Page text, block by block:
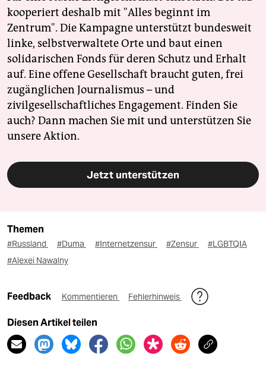
kooperiert deshalb mit "Alles beginnt im
Zentrum". Die Kampagne unterstützt bundesweit
linke, selbstverwaltete Orte und baut einen
solidarischen Fonds für deren Schutz und Erhalt
auf. Eine offene Gesellschaft braucht guten, frei
zugänglichen Journalismus – und
zivilgesellschaftliches Engagement. Finden Sie
auch? Dann machen Sie mit und unterstützen Sie
unsere Aktion.
Jetzt unterstützen
Themen
#Russland #Duma #Internetzensur #Zensur
#LGBTQIA
#Alexei Nawalny
Feedback Kommentieren Fehlerhinweis
Diesen Artikel teilen